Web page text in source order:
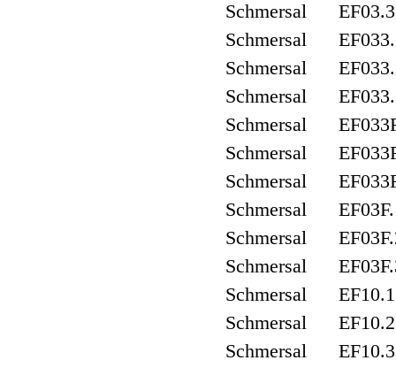
Schmersal EF03.3
Schmersal
Schmersal
Schmersal
Schmersal
Schmersal
Schmersal
Schmersal
Schmersal
Schmersal
Schmersal EF10.1
Schmersal EF10.2
Schmersal EF10.3